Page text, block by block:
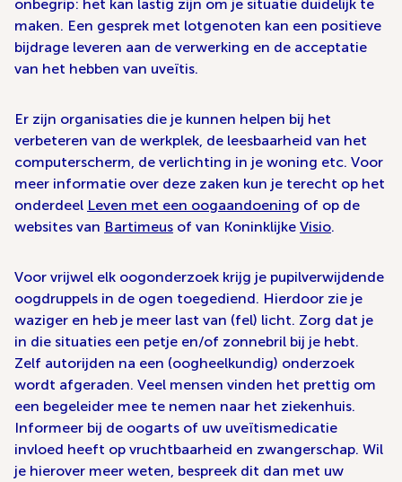
onbegrip: het kan lastig zijn om je situatie duidelijk te
maken. Een gesprek met lotgenoten kan een positieve
bijdrage leveren aan de verwerking en de acceptatie
van het hebben van uveïtis.
Er zijn organisaties die je kunnen helpen bij het
verbeteren van de werkplek, de leesbaarheid van het
computerscherm, de verlichting in je woning etc. Voor
meer informatie over deze zaken kun je terecht op het
onderdeel Leven met een oogaandoening of op de
websites van Bartimeus of van Koninklijke Visio.
Voor vrijwel elk oogonderzoek krijg je pupilverwijdende
oogdruppels in de ogen toegediend. Hierdoor zie je
waziger en heb je meer last van (fel) licht. Zorg dat je
in die situaties een petje en/of zonnebril bij je hebt.
Zelf autorijden na een (oogheelkundig) onderzoek
wordt afgeraden. Veel mensen vinden het prettig om
een begeleider mee te nemen naar het ziekenhuis.
Informeer bij de oogarts of uw uveïtismedicatie
invloed heeft op vruchtbaarheid en zwangerschap. Wil
je hierover meer weten, bespreek dit dan met uw